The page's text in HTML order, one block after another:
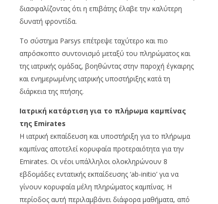
διασφαλίζοντας ότι η επιβάτης έλαβε την καλύτερη
δυνατή φροντίδα.
Το σύστημα Parsys επέτρεψε ταχύτερο και πιο
απρόσκοπτο συντονισμό μεταξύ του πληρώματος και
της ιατρικής ομάδας, βοηθώντας στην παροχή έγκαιρης
και ενημερωμένης ιατρικής υποστήριξης κατά τη
διάρκεια της πτήσης.
Ιατρική κατάρτιση για το πλήρωμα καμπίνας
της Emirates
Η ιατρική εκπαίδευση και υποστήριξη για το πλήρωμα
καμπίνας αποτελεί κορυφαία προτεραιότητα για την
Emirates. Οι νέοι υπάλληλοι ολοκληρώνουν 8
εβδομάδες εντατικής εκπαίδευσης ‘ab-initio’ για να
γίνουν κορυφαία μέλη πληρώματος καμπίνας. Η
περίοδος αυτή περιλαμβάνει διάφορα μαθήματα, από